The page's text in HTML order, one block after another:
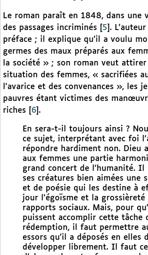
Le roman paraît en 1848, dans une
des passages incriminés
5 .
préface ; il explique qu’il a voulu
germes des maux préparés aux
la société » ; son roman veut
situation des femmes, « sacrifiées
l’avarice et des convenances », les
pauvres étant victimes des
riches
6 .
En sera-t-il toujours ainsi ?
ce sujet, interprétant avec foi
répondre hardiment non. Dieu
aux femmes une partie
grand concert de l’humanité. Il
ses créatures bien aimées une
et de poésie qui les destine à
jour l’égoïsme et la grossièreté
rapports sociaux. Mais, pour
puissent accomplir cette tâche
rédemption, il faut permettre
essors qu’il a déposés en elles
développer librement. Il faut